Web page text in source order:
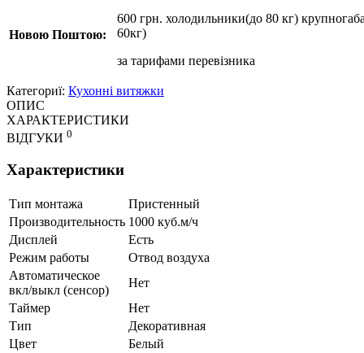
Новою Поштою:
600 грн. холодильники(до 80 кг)
60кг)
за тарифами перевізника
Категориї: Кухонні витяжки
ОПИС
ХАРАКТЕРИСТИКИ
ВІДГУКИ 0
Характеристики
Тип монтажа
Пристенный
Производительность 1000 куб.м/ч
Дисплей
Есть
Режим работы
Отвод воздуха
Автоматическое
вкл/выкл (сенсор)
Нет
Таймер
Нет
Тип
Декоративная
Цвет
Белый